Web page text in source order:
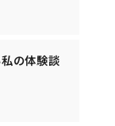
の体験談